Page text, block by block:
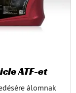
ATF-et
álomnak